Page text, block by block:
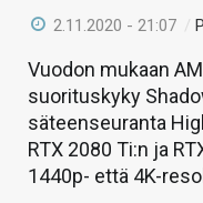
2.11.2020 - 21:07 /
Vuodon mukaan
suorituskyky
säteenseuranta
RTX 2080 Ti:n ja
1440p- että 4K-